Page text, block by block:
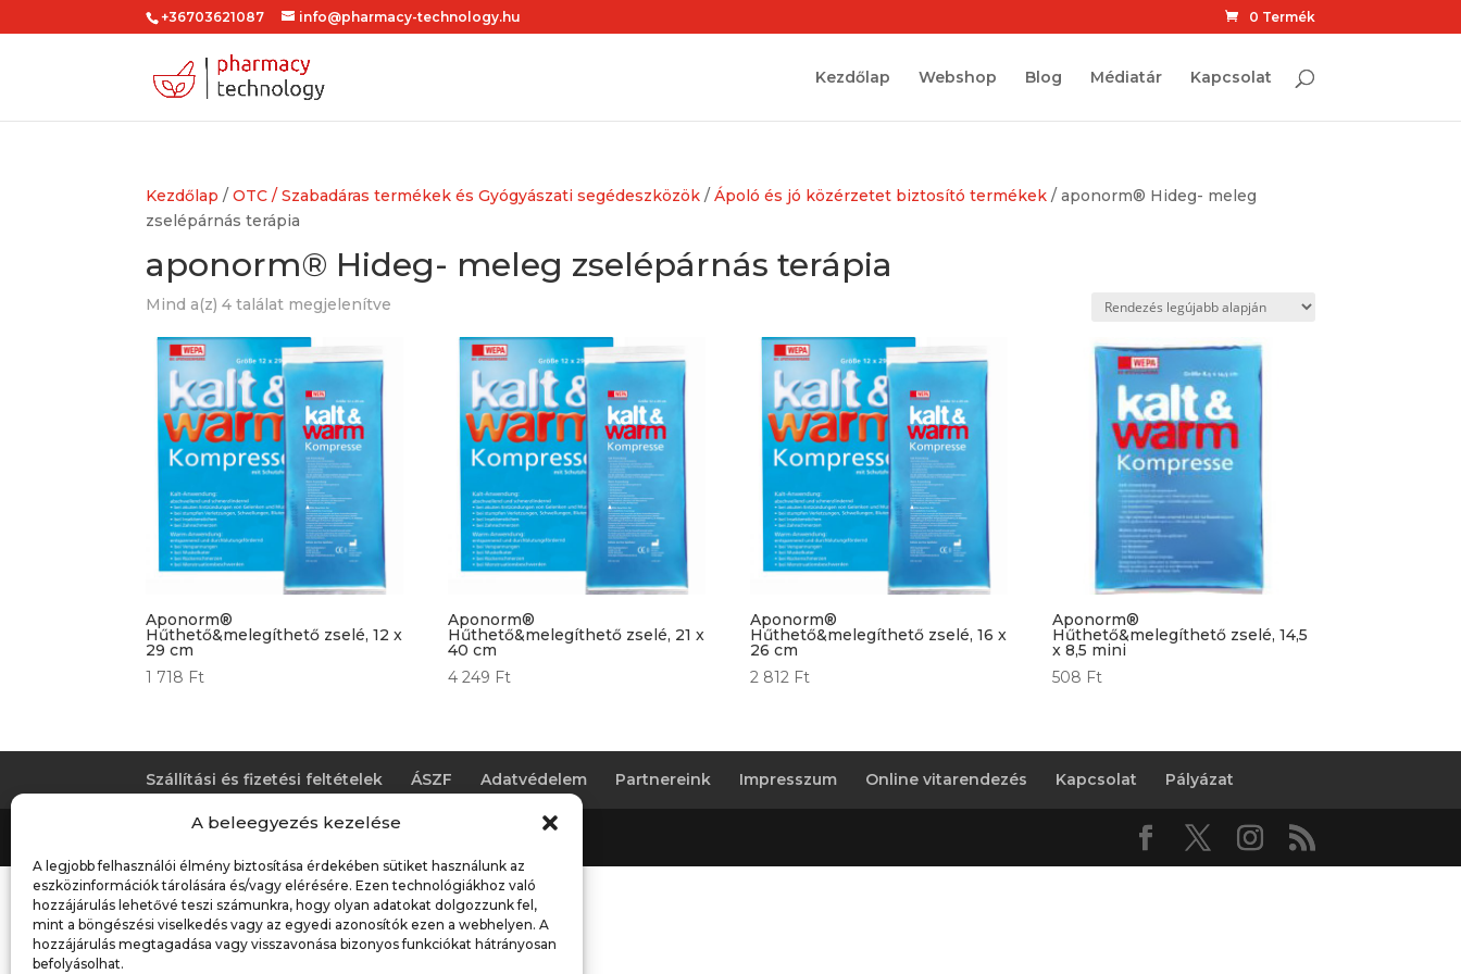
A beleegyezés kezelése
A legjobb felhasználói élmény biztosítása érdekében sütiket használunk az
eszközinformációk tárolására és/vagy elérésére. Ezen technológiákhoz való
hozzájárulás lehetővé teszi számunkra, hogy olyan adatokat dolgozzunk fel,
mint a böngészési viselkedés vagy az egyedi azonosítók ezen a webhelyen. A
hozzájárulás megtagadása vagy visszavonása bizonyos funkciókat hátrányosan
befolyásolhat.
+36703621087 info@pharmacy-technology.hu 0 Termék
Kezdőlap Webshop Blog Médiatár Kapcsolat
Kezdőlap /OTC / Szabadáras termékek és Gyógyászati segédeszközök /Ápoló és jó közérzetet biztosító termékek / aponorm® Hideg- meleg
zselépárnás terápia
aponorm® Hideg- meleg zselépárnás terápia
Mind a(z) 4 találat megjelenítve
Aponorm®
Hűthető&melegíthető zselé, 12 x
29 cm
1 718 Ft
Aponorm®
Hűthető&melegíthető zselé, 21 x
40 cm
4 249 Ft
Aponorm®
Hűthető&melegíthető zselé, 16 x
26 cm
2 812 Ft
Aponorm®
Hűthető&melegíthető zselé, 14,5
x 8,5 mini
508 Ft
Szállítási és fizetési feltételek ÁSZF Adatvédelem Partnereink Impresszum Online vitarendezés Kapcsolat Pályázat
Pharmacy Technology Kft. - 2025. - Copyright